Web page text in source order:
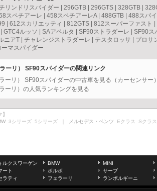
リンドリスパイダー 296GTB 296GTS 328GTB
スペチアーレ 458スペチアーレA| 488GTB
488スパ
612スカリエッティ 812GTS 812スーパーファスト
GTC4ルッソ SAアペルタ SF90ストラダーレ
SF90ス
ニアT チャレンジストラダーレ テスタロッサ
プロサ
ーマスパイダー
ーリ） SF90スパイダーの関連リンク
ーリ） SF90スパイダーの中古車を見る（カーセンサー
ーリ）の人気ランキングを見る
3シリーズ 5シリーズ ｜ メルセデス・ベンツ Eクラス Sクラス
ルクスワーゲン BMW
MINI
ート ボルボ
サーブ
ラティ フェラーリ ランボルギーニ